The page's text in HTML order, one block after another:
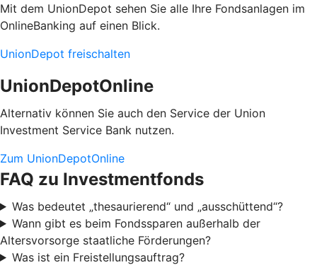
Mit dem UnionDepot sehen Sie alle Ihre Fondsanlagen im
OnlineBanking auf einen Blick.
UnionDepot freischalten
UnionDepotOnline
Alternativ können Sie auch den Service der Union
Investment Service Bank nutzen.
Zum UnionDepotOnline
FAQ zu Investmentfonds
Was bedeutet „thesaurierend“ und „ausschüttend“?
Wann gibt es beim Fondssparen außerhalb der
Altersvorsorge staatliche Förderungen?
Was ist ein Freistellungsauftrag?